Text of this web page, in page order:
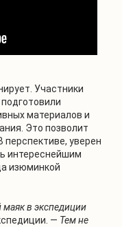
Участники
материалов и
Это позволит
перспективе, уверен
интереснейшим
изюминкой
в экспедиции
— Тем не